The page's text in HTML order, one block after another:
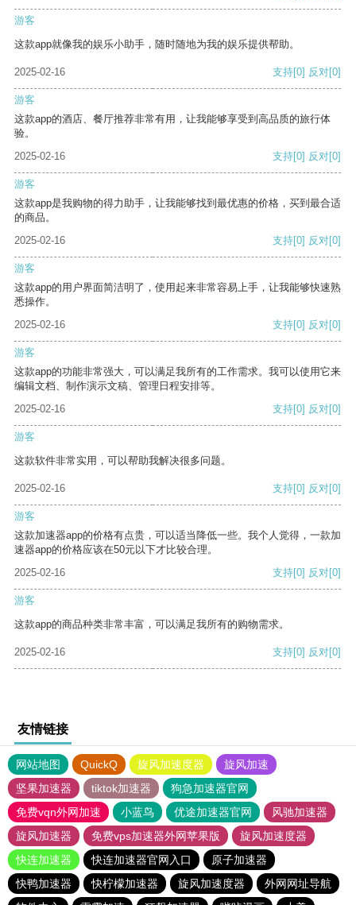
游客
这款app就像我的娱乐小助手，随时随地为我的娱乐提供帮助。
2025-02-16 支持[0] 反对[0]
游客
这款app的酒店、餐厅推荐非常有用，让我能够享受到高品质的旅行体
验。
2025-02-16
支持[0] 反对[0]
游客
这款app是我购物的得力助手，让我能够找到最优惠的价格，买到最合适
的商品。
2025-02-16
支持[0] 反对[0]
游客
这款app的用户界面简洁明了，使用起来非常容易上手，让我能够快速熟
悉操作。
2025-02-16
支持[0] 反对[0]
游客
这款app的功能非常强大，可以满足我所有的工作需求。我可以使用它来
编辑文档、制作演示文稿、管理日程安排等。
2025-02-16
支持[0] 反对[0]
游客
这款软件非常实用，可以帮助我解决很多问题。
2025-02-16 支持[0] 反对[0]
游客
这款加速器app的价格有点贵，可以适当降低一些。我个人觉得，一款加
速器app的价格应该在50元以下才比较合理。
2025-02-16
支持[0] 反对[0]
游客
这款app的商品种类非常丰富，可以满足我所有的购物需求。
2025-02-16 支持[0] 反对[0]
友情链接
网站地图 QuickQ 旋风加速度器
旋风加速
坚果加速器
tiktok加速器
狗急加速器官网
免费vqn外网加速
小蓝鸟 优途加速器官网
风驰加速器
旋风加速器
免费vps加速器外网苹果版
旋风加速度器
快连加速器
快连加速器官网入口
原子加速器
快鸭加速器
快柠檬加速器 旋风加速度器
外网网址导航